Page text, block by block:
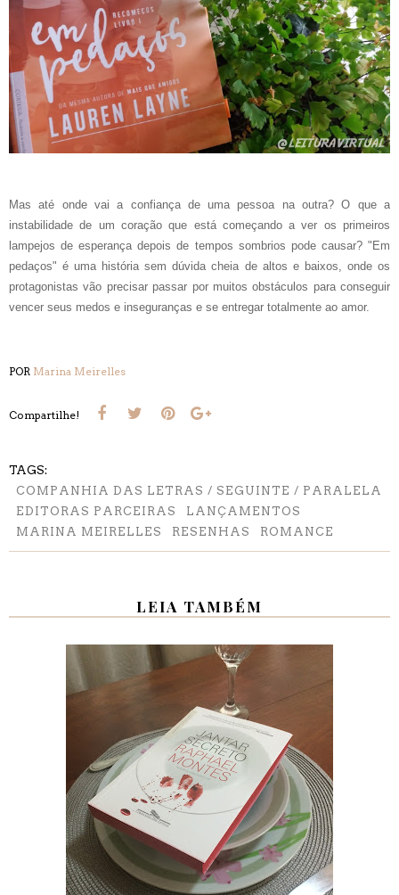
Mas até onde vai a confiança de uma pessoa na outra? O que a
instabilidade de um coração que está começando a ver os primeiros
lampejos de esperança depois de tempos sombrios pode causar? "Em
pedaços" é uma história sem dúvida cheia de altos e baixos, onde os
protagonistas vão precisar passar por muitos obstáculos para conseguir
vencer seus medos e inseguranças e se entregar totalmente ao amor.
POR Marina Meirelles
Compartilhe!
TAGS:
COMPANHIA DAS LETRAS / SEGUINTE / PARALELA
EDITORAS PARCEIRAS
LANÇAMENTOS
MARINA MEIRELLES
RESENHAS ROMANCE
LEIA TAMBÉM